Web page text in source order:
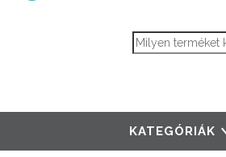
Products search
KATEGÓRIÁK